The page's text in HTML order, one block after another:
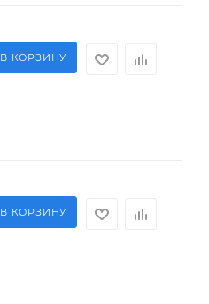
В КОРЗИНУ
В КОРЗИНУ